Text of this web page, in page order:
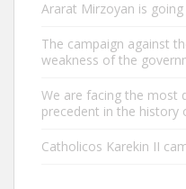
Ararat Mirzoyan is
The campaign against
weakness of the
We are facing the most
precedent in the history
Catholicos Karekin II